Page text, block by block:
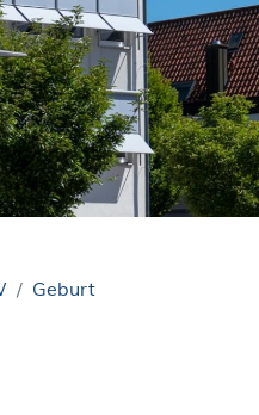
Geburt